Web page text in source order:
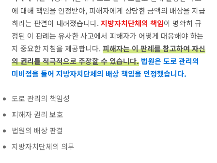
에 대해 책임을 인정받아, 피해자에게 상당한 금액의 배상을 지급
하라는 판결이 내려졌습니다. 지방자치단체의 책임이 명확히 규
정된 이 판례는 유사한 사고에서 피해자가 어떻게 대응해야 하는
지 중요한 지침을 제공합니다. 피해자는 이 판례를 참고하여 자신
의 권리를 적극적으로 주장할 수 있습니다. 법원은 도로 관리의
미비점을 들어 지방자치단체의 배상 책임을 인정했습니다.
도로 관리의 책임성
피해자 권리 보호
법원의 배상 판결
지방자치단체의 의무